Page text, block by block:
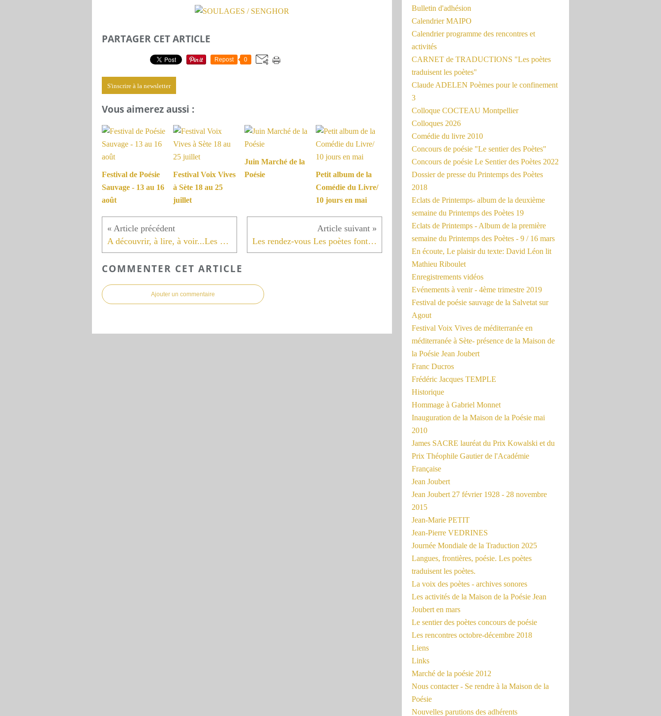
PARTAGER CET ARTICLE
Repost 0
S'inscrire à la newsletter
Vous aimerez aussi :
Festival de Poésie
Sauvage - 13 au 16
août
Festival Voix Vives
à Sète 18 au 25
juillet
Juin Marché de la
Poésie
Petit album de la
Comédie du Livre/
10 jours en mai
A découvrir, à lire, à voir...Les Poètes font leur rentrée Les rendez-vous Les poètes font leur rentrée Acte 3
COMMENTER CET ARTICLE
Ajouter un commentaire
Bulletin d'adhésion
Calendrier MAIPO
Calendrier programme des rencontres et
activités
CARNET de TRADUCTIONS "Les poètes
traduisent les poètes"
Claude ADELEN Poèmes pour le confinement
3
Colloque COCTEAU Montpellier
Colloques 2026
Comédie du livre 2010
Concours de poésie "Le sentier des Poètes"
Concours de poésie Le Sentier des Poètes 2022
Dossier de presse du Printemps des Poètes
2018
Eclats de Printemps- album de la deuxième
semaine du Printemps des Poètes 19
Eclats de Printemps - Album de la première
semaine du Printemps des Poètes - 9 / 16 mars
En écoute, Le plaisir du texte: David Léon lit
Mathieu Riboulet
Enregistrements vidéos
Evénements à venir - 4ème trimestre 2019
Festival de poésie sauvage de la Salvetat sur
Agout
Festival Voix Vives de méditerranée en
méditerranée à Sète- présence de la Maison de
la Poésie Jean Joubert
Franc Ducros
Frédéric Jacques TEMPLE
Historique
Hommage à Gabriel Monnet
Inauguration de la Maison de la Poésie mai
2010
James SACRE lauréat du Prix Kowalski et du
Prix Théophile Gautier de l'Académie
Française
Jean Joubert
Jean Joubert 27 février 1928 - 28 novembre
2015
Jean-Marie PETIT
Jean-Pierre VEDRINES
Journée Mondiale de la Traduction 2025
Langues, frontières, poésie. Les poètes
traduisent les poètes.
La voix des poètes - archives sonores
Les activités de la Maison de la Poésie Jean
Joubert en mars
Le sentier des poètes concours de poésie
Les rencontres octobre-décembre 2018
Liens
Links
Marché de la poésie 2012
Nous contacter - Se rendre à la Maison de la
Poésie
Nouvelles parutions des adhérents